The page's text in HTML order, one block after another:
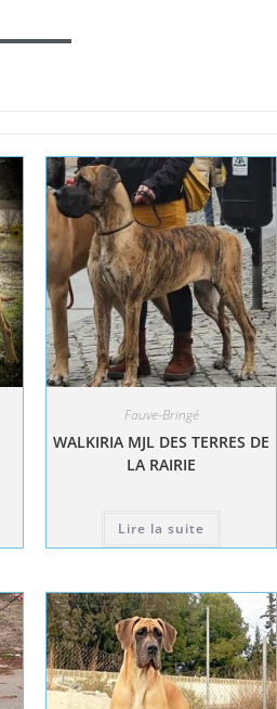
Fauve-Bringé
WALKIRIA MJL DES TERRES DE
LA RAIRIE
Lire la suite